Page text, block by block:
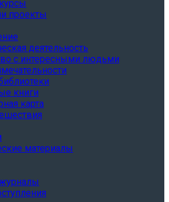
проекты
деятельность
с интересными людьми
книги
карта
материалы